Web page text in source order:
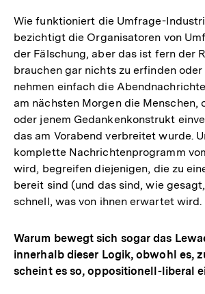
Wie funktioniert die Umfrage-
bezichtigt die Organisatoren von
der Fälschung, aber das ist fern der
brauchen gar nichts zu erfinden oder
nehmen einfach die
am nächsten Morgen die Menschen,
oder jenem Gedankenkonstrukt
das am Vorabend verbreitet wurde.
komplette Nachrichtenprogramm
wird, begreifen diejenigen, die zu
bereit sind (und das sind, wie
schnell, was von ihnen erwartet wird.
Warum bewegt sich sogar das
innerhalb dieser Logik, obwohl es,
scheint es so, oppositionell-liberal